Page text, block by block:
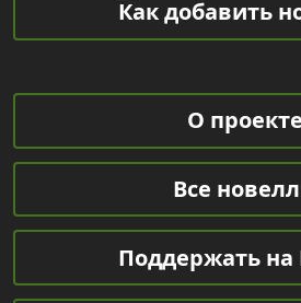
Как добавить
О проекте
Все
Поддержать на